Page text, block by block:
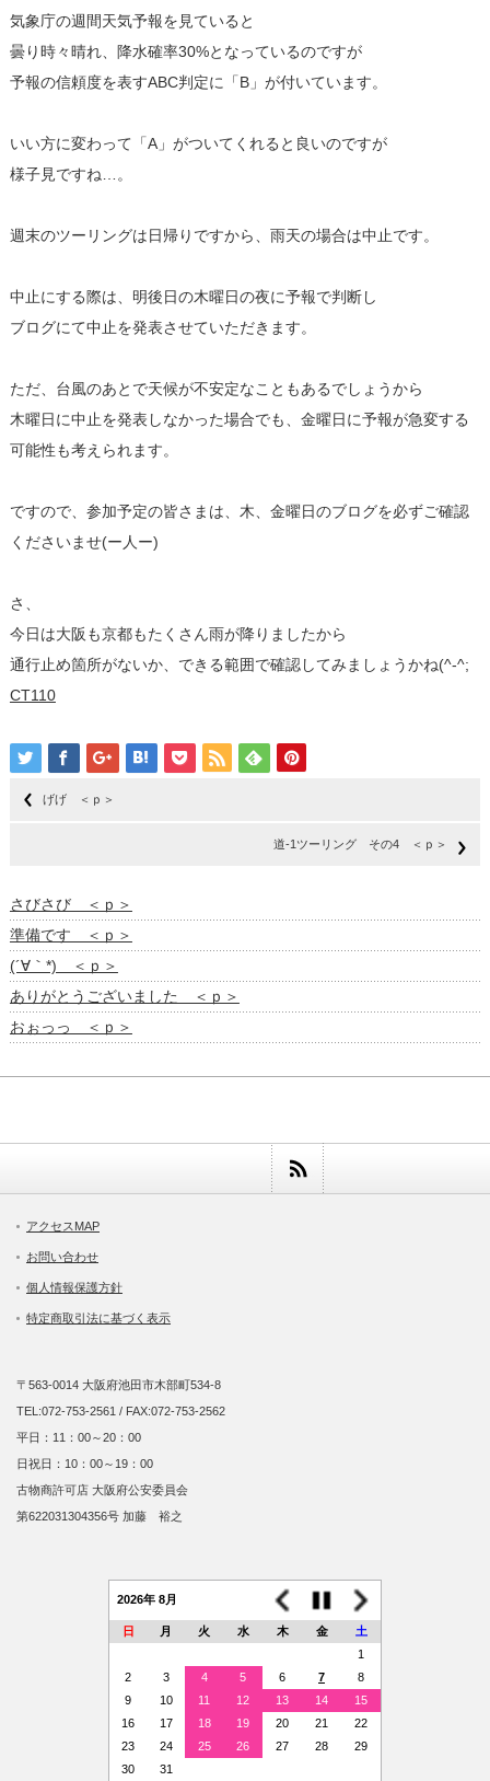
気象庁の週間天気予報を見ていると
曇り時々晴れ、降水確率30%となっているのですが
予報の信頼度を表すABC判定に「B」が付いています。
いい方に変わって「A」がついてくれると良いのですが
様子見ですね…。
週末のツーリングは日帰りですから、雨天の場合は中止です。
中止にする際は、明後日の木曜日の夜に予報で判断し
ブログにて中止を発表させていただきます。
ただ、台風のあとで天候が不安定なこともあるでしょうから
木曜日に中止を発表しなかった場合でも、金曜日に予報が急変する
可能性も考えられます。
ですので、参加予定の皆さまは、木、金曜日のブログを必ずご確認
くださいませ(ー人ー)
さ、
今日は大阪も京都もたくさん雨が降りましたから
通行止め箇所がないか、できる範囲で確認してみましょうかね(^-^;
CT110
げげ ＜ｐ＞
道-1ツーリング その4 ＜ｐ＞
さびさび ＜ｐ＞
準備です ＜ｐ＞
(´∀｀*) ＜ｐ＞
ありがとうございました ＜ｐ＞
おぉっっ ＜ｐ＞
アクセスMAP
お問い合わせ
個人情報保護方針
特定商取引法に基づく表示
〒563-0014 大阪府池田市木部町534-8
TEL:072-753-2561 / FAX:072-753-2562
平日：11：00～20：00
日祝日：10：00～19：00
古物商許可店 大阪府公安委員会
第622031304356号 加藤 裕之
2026年 8月
日 月 火 水 木 金
土
1
2
3 4 5 6 7
8
9
10 11 12 13 14
15
16
17 18 19 20 21
22
23
24 25 26 27 28
29
30
31